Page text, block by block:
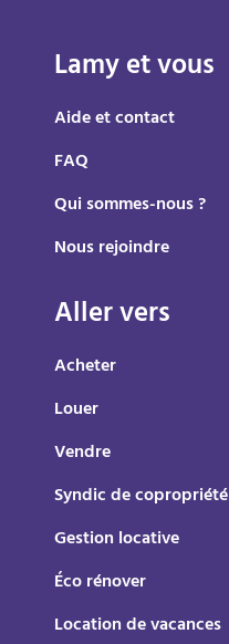
Lamy et vous
Aide et contact
FAQ
Qui sommes-nous ?
Nous rejoindre
Aller vers
Acheter
Louer
Vendre
Syndic de copropriété
Gestion locative
Éco rénover
Location de vacances